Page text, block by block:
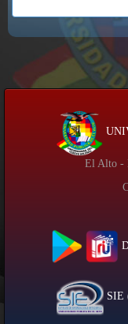
El Alto -
SIE